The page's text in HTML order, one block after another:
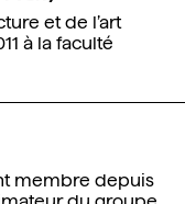
et de l’art
à la faculté
membre depuis